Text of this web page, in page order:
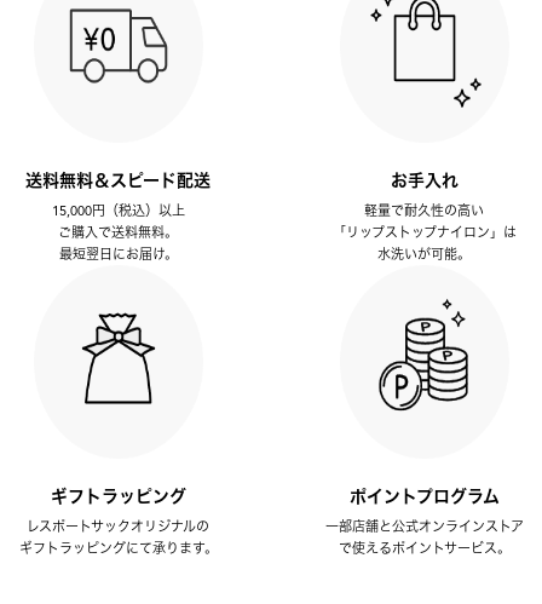
送料無料＆スピード配送
15,000円（税込）以上
ご購入で送料無料。
最短翌日にお届け。
お手入れ
軽量で耐久性の高い
「リップストップナイロン」は
水洗いが可能。
ギフトラッピング
レスポートサックオリジナルの
ギフトラッピングにて承ります。
ポイントプログラム
一部店舗と公式オンラインストア
で使えるポイントサービス。